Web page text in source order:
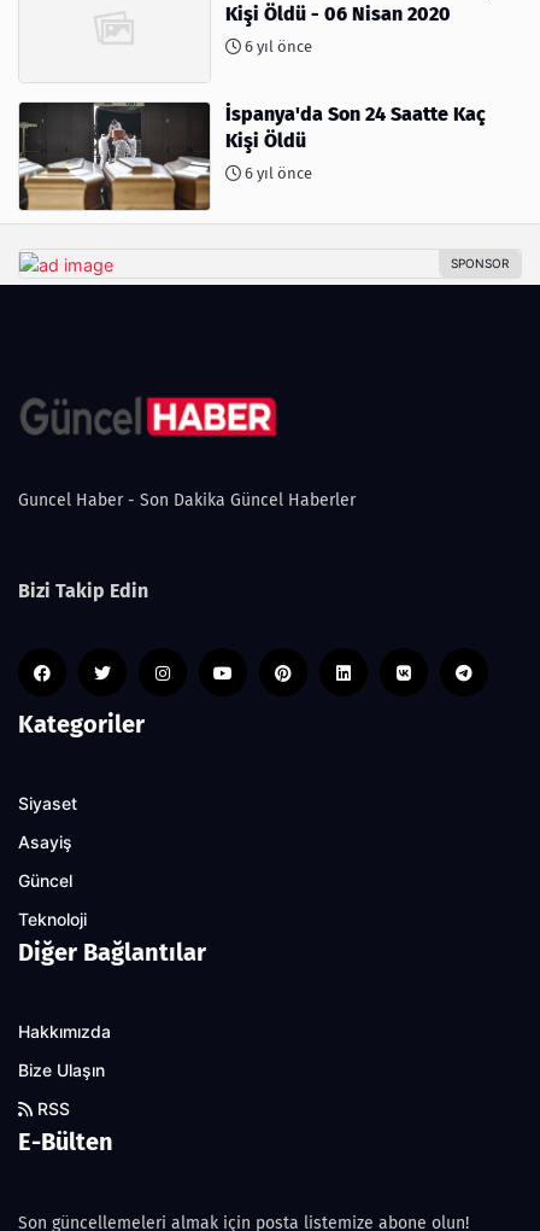
Kişi Öldü - 06 Nisan 2020
6 yıl önce
İspanya'da Son 24 Saatte Kaç
Kişi Öldü
6 yıl önce
Guncel Haber - Son Dakika Güncel Haberler
Bizi Takip Edin
Kategoriler
Siyaset
Asayiş
Güncel
Teknoloji
Diğer Bağlantılar
Hakkımızda
Bize Ulaşın
RSS
E-Bülten
Son güncellemeleri almak için posta listemize abone olun!